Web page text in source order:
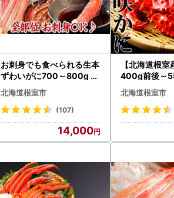
お刺身でも食べられる生本
ずわいがに700～800g A-
48007
北海道根室市
(107)
14,000
【北海道根
400g前後～
尾 A-70030
北海道根室市